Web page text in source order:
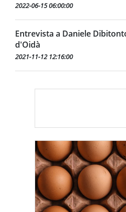
2022-06-15 06:00:00
Entrevista a Daniele
d'Oidà
2021-11-12 12:16:00